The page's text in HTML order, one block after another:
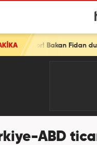
duyurdu: Sonraki
ABD